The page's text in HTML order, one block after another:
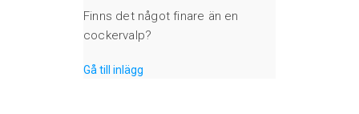
Finns det något finare än en
cockervalp?
Gå till inlägg